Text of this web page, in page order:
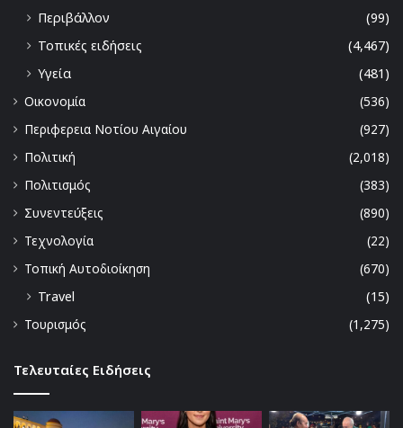
Περιβάλλον
(99)
Τοπικές ειδήσεις
(4,467)
Υγεία
(481)
Οικονομία
(536)
Περιφερεια Νοτίου Αιγαίου
(927)
Πολιτική
(2,018)
Πολιτισμός
(383)
Συνεντεύξεις
(890)
Τεχνολογία
(22)
Τοπική Αυτοδιοίκηση
(670)
Travel
(15)
Τουρισμός
(1,275)
Τελευταίες Ειδήσεις